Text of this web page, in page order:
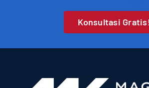
Konsultasi Gratis!